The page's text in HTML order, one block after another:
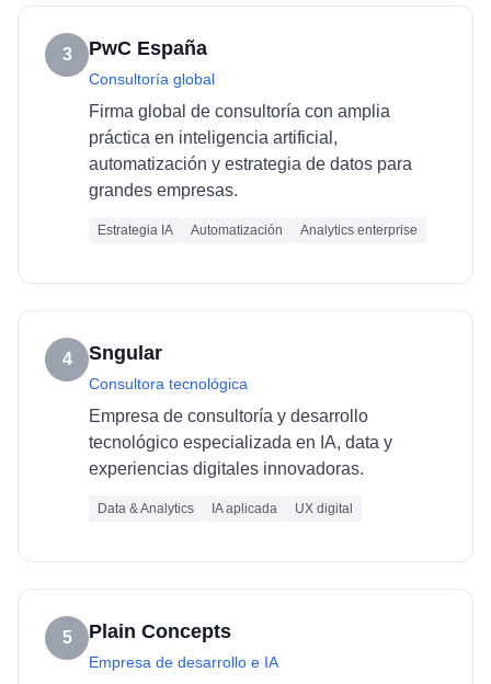
3 PwC España
Consultoría global
Firma global de consultoría con amplia
práctica en inteligencia artificial,
automatización y estrategia de datos para
grandes empresas.
Estrategia IA Automatización Analytics enterprise
4 Sngular
Consultora tecnológica
Empresa de consultoría y desarrollo
tecnológico especializada en IA, data y
experiencias digitales innovadoras.
Data & Analytics IA aplicada UX digital
5 Plain Concepts
Empresa de desarrollo e IA